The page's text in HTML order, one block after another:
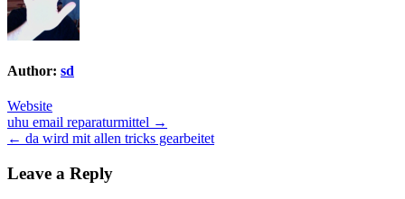
Author: sd
Website
Post
navigation
uhu email reparaturmittel →
← da wird mit allen tricks gearbeitet
Leave a Reply